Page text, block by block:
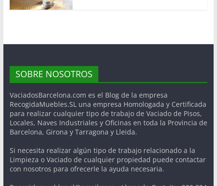
SOBRE NOSOTROS
VaciadosBarcelona.com es el Blog de la empresa
RecogidaMuebles.SL una empresa Homologada y Certificada
para realizar cualquier tipo de trabajo de Vaciado de Pisos,
Locales, Naves Industriales y Oficinas en toda la Provincia de
Barcelona, Girona y Tarragona y Lleida.
Si necesita realizar algún tipo de trabajo relacionado a la
Limpieza o Vaciado de cualquier propiedad puede contactar
con nosotros para ofrecerle la ayuda necesaria.